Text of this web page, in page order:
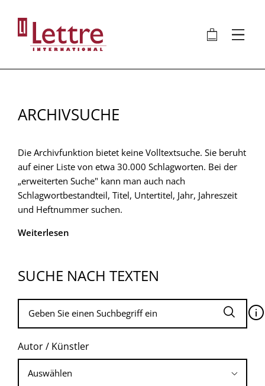
Inhalt
🛍 ⋮
ARCHIVSUCHE
Die Archivfunktion bietet keine Volltextsuche. Sie beruht
auf einer Liste von etwa 30.000 Schlagworten. Bei der
„erweiterten Suche" kann man auch nach
Schlagwortbestandteil, Titel, Untertitel, Jahr, Jahreszeit
und Heftnummer suchen.
Weiterlesen
SUCHE NACH TEXTEN
🛈
Autor / Künstler